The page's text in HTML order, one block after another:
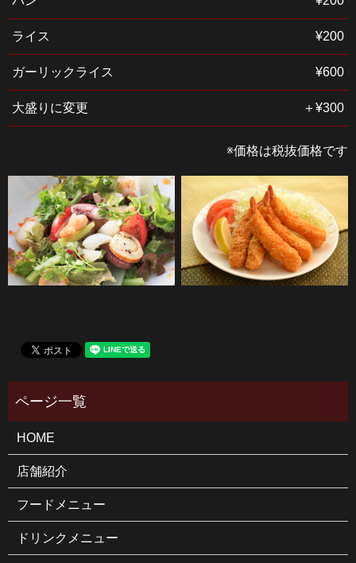
ライス ¥200
ガーリックライス ¥600
大盛りに変更 ＋¥300
※価格は税抜価格です
HOME
店舗紹介
フードメニュー
ドリンクメニュー